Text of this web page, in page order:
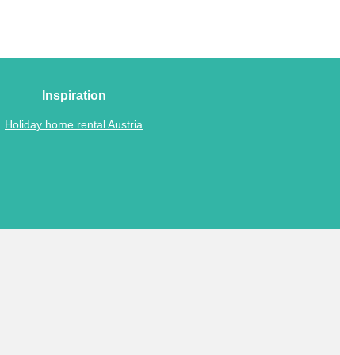
Inspiration
Holiday home rental Austria